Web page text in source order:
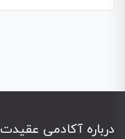
درباره آکادمی عقیدت